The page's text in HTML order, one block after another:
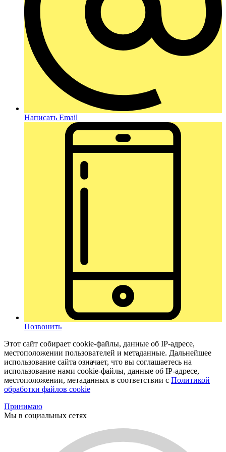
Написать Email
Позвонить
Этот сайт собирает cookie-файлы, данные об IP-адресе,
местоположении пользователей и метаданные. Дальнейшее
использование сайта означает, что вы соглашаетесь на
использование нами cookie-файлы, данные об IP-адресе,
местоположении, метаданных в соответствии с Политикой
обработки файлов cookie
Принимаю
Мы в социальных сетях